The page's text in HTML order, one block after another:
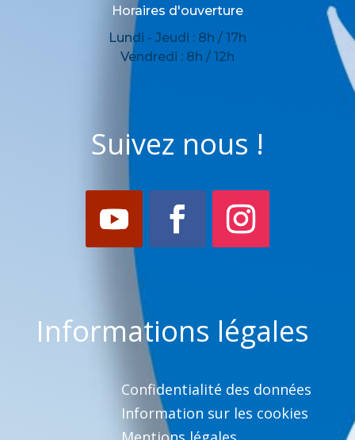
Horaires d'ouverture
Lundi - Jeudi : 8h / 17h
Vendredi : 8h / 12h
Suivez nous !
Informations légales
Confidentialité des données
Information sur les cookies